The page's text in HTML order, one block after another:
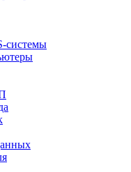
системы